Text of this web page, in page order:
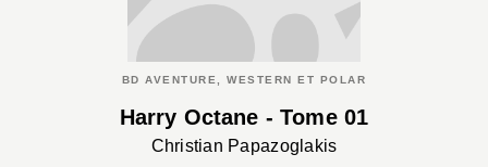
BD AVENTURE, WESTERN ET POLAR
Harry Octane - Tome 01
Christian Papazoglakis